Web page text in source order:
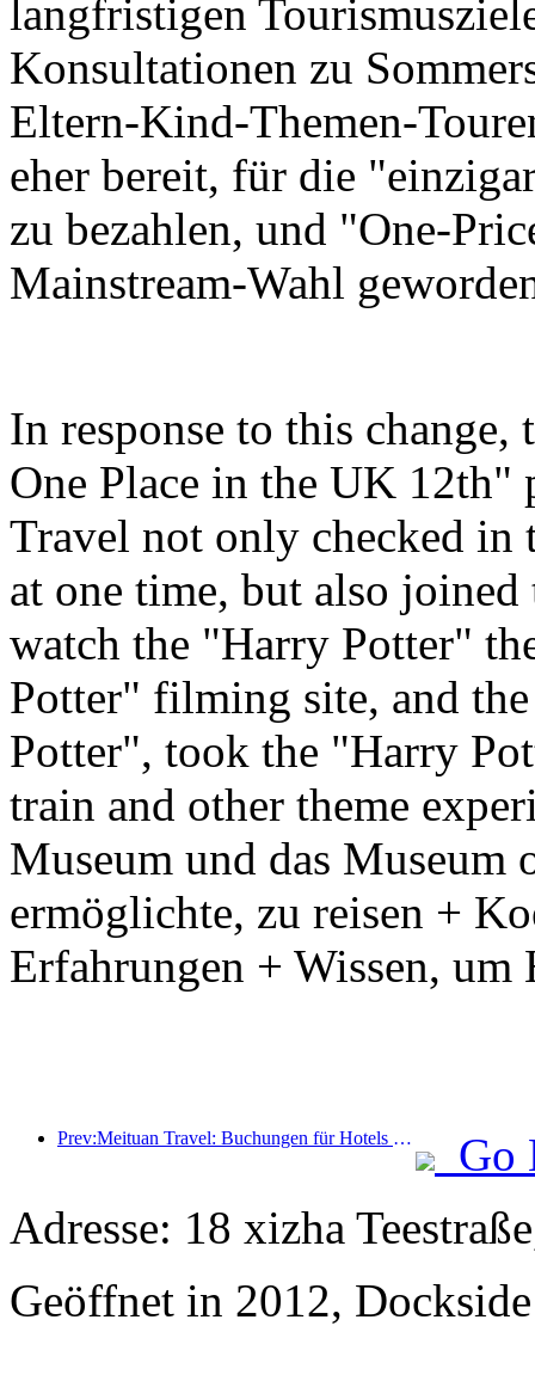
langfristigen
Konsultationen zu
Eltern-Kind-Themen-
eher bereit, für die
zu bezahlen, und "One-
Mainstream-Wahl
In response to this
One Place in the UK
Travel not only checked in
at one time, but also
watch the "Harry Potter"
Potter" filming site, and
Potter", took the "Harry
train and other theme
Museum und das Museum
ermöglichte, zu reisen +
Erfahrungen + Wissen, um
Prev:Meituan Travel: Buchungen für Hotels mit hohen Sternen in Landkreisen während des Drachenbootfestes sind heiß, wobei Familien mit Kindern die Hauptkraft sind
Go
Adresse: 18 xizha
Geöffnet in 2012,